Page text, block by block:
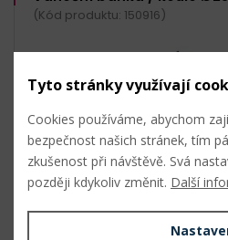
(Kód produktu: 150916)
Tyto stránky využívají
Cookies používáme, abychom
bezpečnost našich stránek, tím
zkušenost při návštěvě. Svá
později kdykoliv změnit. Další